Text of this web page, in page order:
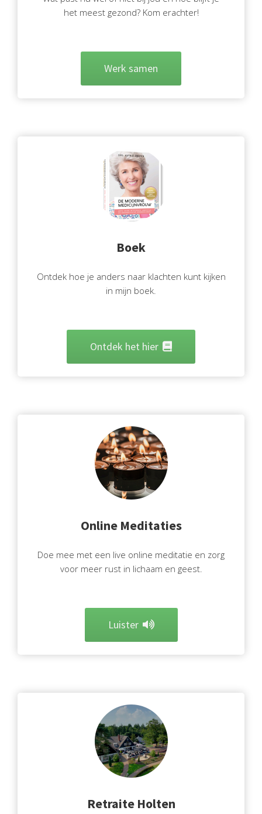
het meest gezond? Kom erachter!
Werk samen
Boek
Ontdek hoe je anders naar klachten kunt kijken
in mijn boek.
Ontdek het hier
Online Meditaties
Doe mee met een live online meditatie en zorg
voor meer rust in lichaam en geest.
Luister
Retraite Holten